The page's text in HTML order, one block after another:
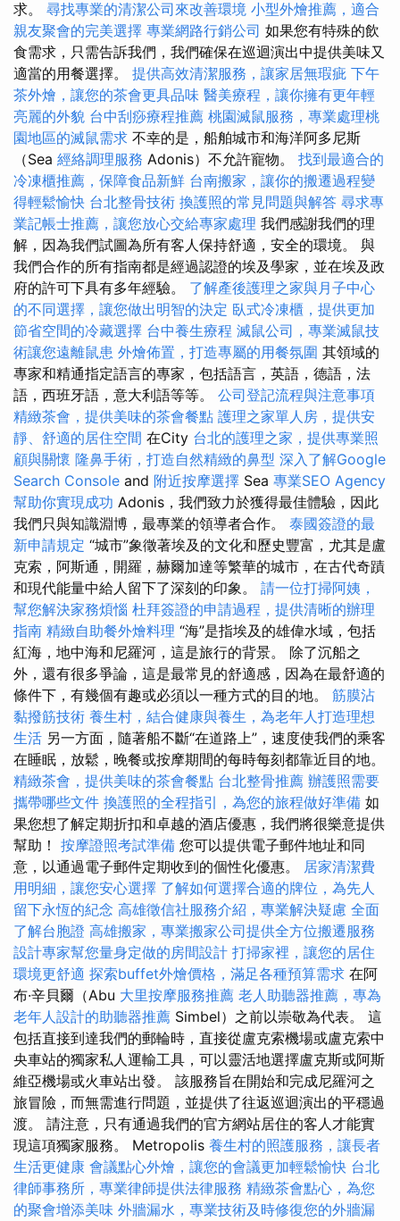
求。 尋找專業的清潔公司來改善環境 小型外燴推薦，適合
親友聚會的完美選擇 專業網路行銷公司 如果您有特殊的飲
食需求，只需告訴我們，我們確保在巡迴演出中提供美味又
適當的用餐選擇。 提供高效清潔服務，讓家居無瑕疵 下午
茶外燴，讓您的茶會更具品味 醫美療程，讓你擁有更年輕
亮麗的外貌 台中刮痧療程推薦 桃園滅鼠服務，專業處理桃
園地區的滅鼠需求 不幸的是，船舶城市和海洋阿多尼斯
（Sea 經絡調理服務 Adonis）不允許寵物。 找到最適合的
冷凍櫃推薦，保障食品新鮮 台南搬家，讓你的搬遷過程變
得輕鬆愉快 台北整骨技術 換護照的常見問題與解答 尋求專
業記帳士推薦，讓您放心交給專家處理 我們感謝我們的理
解，因為我們試圖為所有客人保持舒適，安全的環境。 與
我們合作的所有指南都是經過認證的埃及學家，並在埃及政
府的許可下具有多年經驗。 了解產後護理之家與月子中心
的不同選擇，讓您做出明智的決定 臥式冷凍櫃，提供更加
節省空間的冷藏選擇 台中養生療程 滅鼠公司，專業滅鼠技
術讓您遠離鼠患 外燴佈置，打造專屬的用餐氛圍 其領域的
專家和精通指定語言的專家，包括語言，英語，德語，法
語，西班牙語，意大利語等等。 公司登記流程與注意事項
精緻茶會，提供美味的茶會餐點 護理之家單人房，提供安
靜、舒適的居住空間 在City 台北的護理之家，提供專業照
顧與關懷 隆鼻手術，打造自然精緻的鼻型 深入了解Google
Search Console and 附近按摩選擇 Sea 專業SEO Agency
幫助你實現成功 Adonis，我們致力於獲得最佳體驗，因此
我們只與知識淵博，最專業的領導者合作。 泰國簽證的最
新申請規定 “城市”象徵著埃及的文化和歷史豐富，尤其是盧
克索，阿斯通，開羅，赫爾加達等繁華的城市，在古代奇蹟
和現代能量中給人留下了深刻的印象。 請一位打掃阿姨，
幫您解決家務煩惱 杜拜簽證的申請過程，提供清晰的辦理
指南 精緻自助餐外燴料理 “海”是指埃及的雄偉水域，包括
紅海，地中海和尼羅河，這是旅行的背景。 除了沉船之
外，還有很多爭論，這是最常見的舒適感，因為在最舒適的
條件下，有幾個有趣或必須以一種方式的目的地。 筋膜沾
黏撥筋技術 養生村，結合健康與養生，為老年人打造理想
生活 另一方面，隨著船不斷“在道路上”，速度使我們的乘客
在睡眠，放鬆，晚餐或按摩期間的每時每刻都靠近目的地。
精緻茶會，提供美味的茶會餐點 台北整骨推薦 辦護照需要
攜帶哪些文件 換護照的全程指引，為您的旅程做好準備 如
果您想了解定期折扣和卓越的酒店優惠，我們將很樂意提供
幫助！ 按摩證照考試準備 您可以提供電子郵件地址和同
意，以通過電子郵件定期收到的個性化優惠。 居家清潔費
用明細，讓您安心選擇 了解如何選擇合適的牌位，為先人
留下永恆的紀念 高雄徵信社服務介紹，專業解決疑慮 全面
了解台胞證 高雄搬家，專業搬家公司提供全方位搬遷服務
設計專家幫您量身定做的房間設計 打掃家裡，讓您的居住
環境更舒適 探索buffet外燴價格，滿足各種預算需求 在阿
布·辛貝爾（Abu 大里按摩服務推薦 老人助聽器推薦，專為
老年人設計的助聽器推薦 Simbel）之前以崇敬為代表。 這
包括直接到達我們的郵輪時，直接從盧克索機場或盧克索中
央車站的獨家私人運輸工具，可以靈活地選擇盧克斯或阿斯
維亞機場或火車站出發。 該服務旨在開始和完成尼羅河之
旅冒險，而無需進行問題，並提供了往返巡迴演出的平穩過
渡。 請注意，只有通過我們的官方網站居住的客人才能實
現這項獨家服務。 Metropolis 養生村的照護服務，讓長者
生活更健康 會議點心外燴，讓您的會議更加輕鬆愉快 台北
律師事務所，專業律師提供法律服務 精緻茶會點心，為您
的聚會增添美味 外牆漏水，專業技術及時修復您的外牆漏